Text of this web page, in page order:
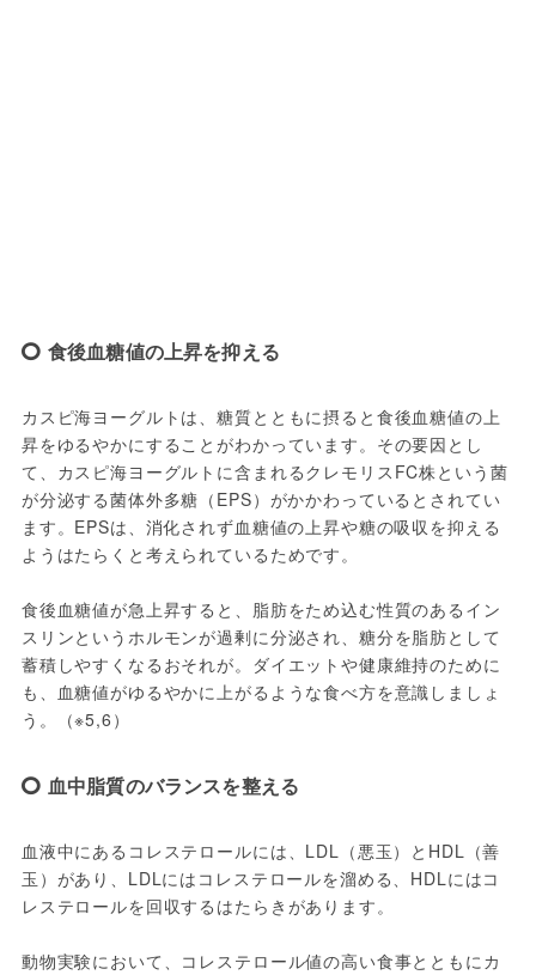
食後血糖値の上昇を抑える
カスピ海ヨーグルトは、糖質とともに摂ると食後血糖値の上
昇をゆるやかにすることがわかっています。その要因とし
て、カスピ海ヨーグルトに含まれるクレモリスFC株という菌
が分泌する菌体外多糖（EPS）がかかわっているとされてい
ます。EPSは、消化されず血糖値の上昇や糖の吸収を抑える
ようはたらくと考えられているためです。
食後血糖値が急上昇すると、脂肪をため込む性質のあるイン
スリンというホルモンが過剰に分泌され、糖分を脂肪として
蓄積しやすくなるおそれが。ダイエットや健康維持のために
も、血糖値がゆるやかに上がるような食べ方を意識しましょ
う。（※5,6）
血中脂質のバランスを整える
血液中にあるコレステロールには、LDL（悪玉）とHDL（善
玉）があり、LDLにはコレステロールを溜める、HDLにはコ
レステロールを回収するはたらきがあります。
動物実験において、コレステロール値の高い食事とともにカ